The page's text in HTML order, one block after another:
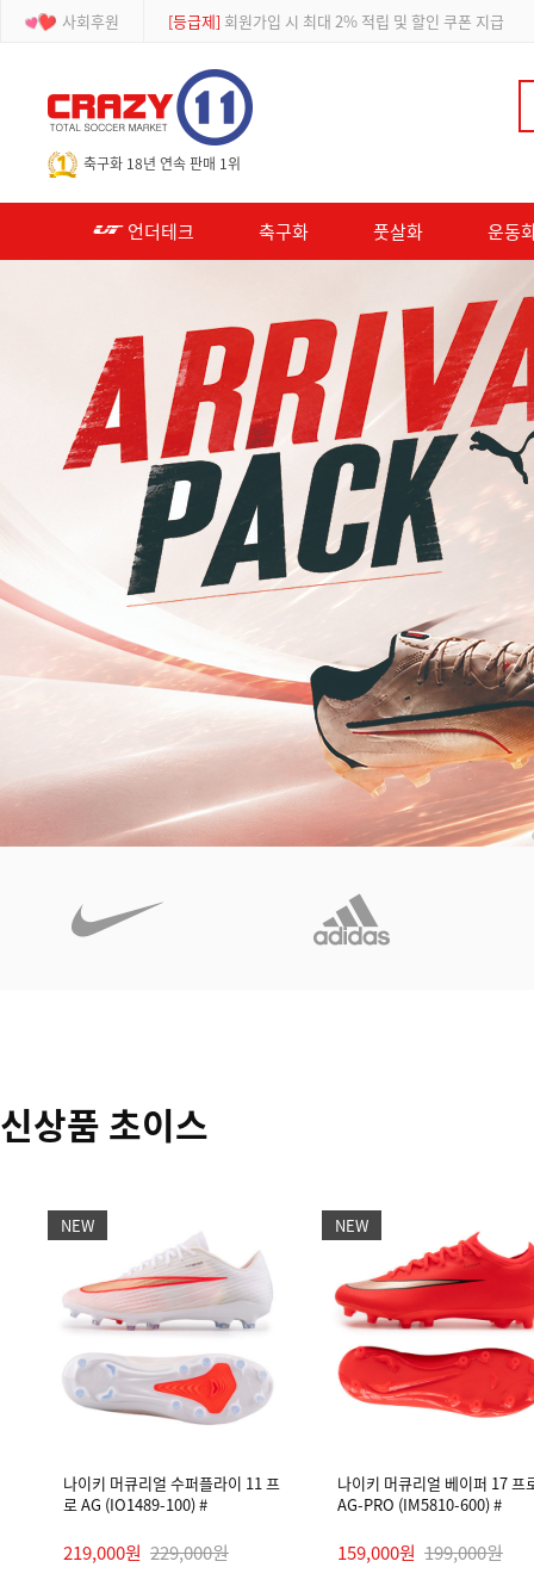
사회후원 [이벤트] APP 주문 시 적립금 500원 추가적립
축구화 18년 연속 판매 1위
언더테크 축구화 풋살화 운동
신상품 초이스
NEW
나이키 머큐리얼 수퍼플라이 11 프
로 AG (IO1489-100) #
219,000원 229,000원
NEW
나이키 머큐리얼 베이퍼 17 프
AG-PRO (IM5810-600) #
159,000원 199,000원